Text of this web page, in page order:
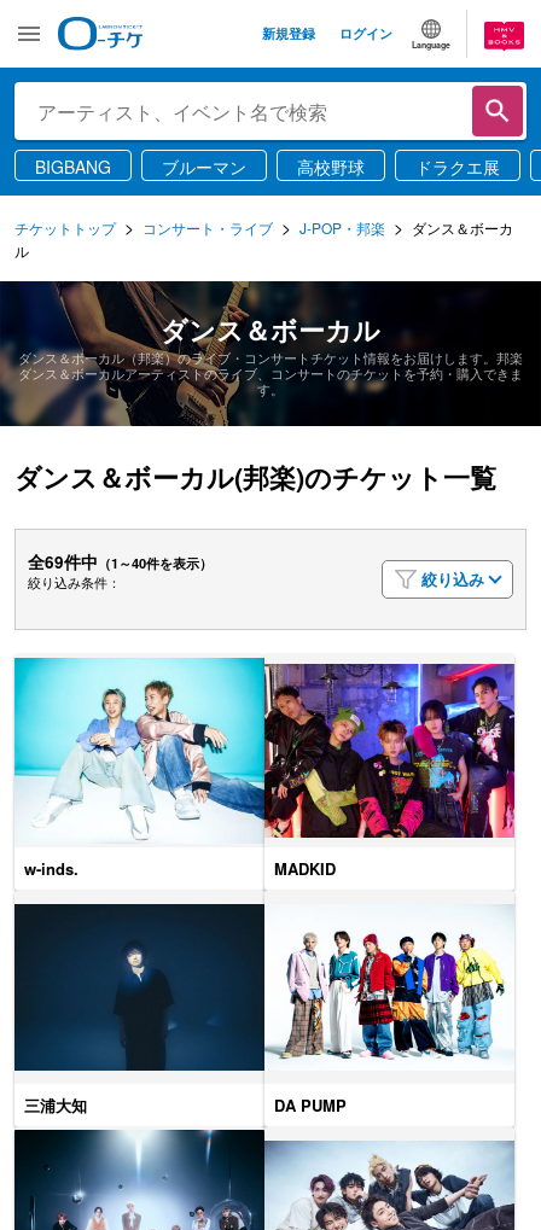
新規登録 ログイン
Language
BIGBANG ブルーマン 高校野球 ドラクエ展
チケットトップ コンサート・ライブ J-POP・邦楽
ダンス＆ボーカ
ル
ダンス＆ボーカル
ダンス＆ボーカル（邦楽）のライブ・コンサートチケット情報をお届けします。邦楽
ダンス＆ボーカルアーティストのライブ、コンサートのチケットを予約・購入できま
す。
ダンス＆ボーカル(邦楽)のチケット一覧
全69件中 （1～40件を表示）
絞り込み条件：
絞り込み
w-inds. MADKID
三浦大知 DA PUMP